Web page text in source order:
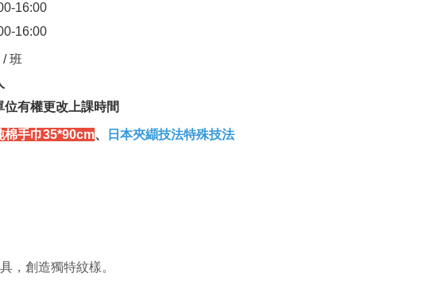
16:00
16:00
/ 班
有權更改上課時間
棉手巾35*90cm、 日本夾纈技法特殊技法
，創造獨特紋樣。